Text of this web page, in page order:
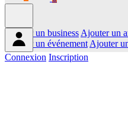
Ajouter un business Ajouter un
Ajouter un événement Ajouter
Connexion Inscription